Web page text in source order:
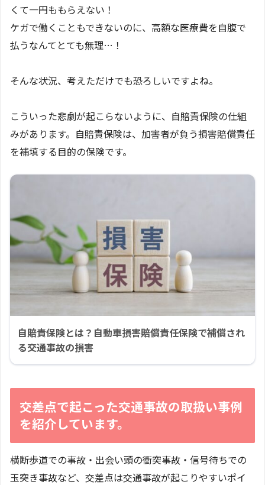
くて一円ももらえない！
ケガで働くこともできないのに、高額な医療費を自腹で
払うなんてとても無理…！
そんな状況、考えただけでも恐ろしいですよね。
こういった悲劇が起こらないように、自賠責保険の仕組
みがあります。自賠責保険は、加害者が負う損害賠償責任
を補填する目的の保険です。
自賠責保険とは？自動車損害賠償責任保険で補償され
る交通事故の損害
交差点で起こった交通事故の取扱い事例
を紹介しています。
横断歩道での事故・出会い頭の衝突事故・信号待ちでの
玉突き事故など、交差点は交通事故が起こりやすいポイ